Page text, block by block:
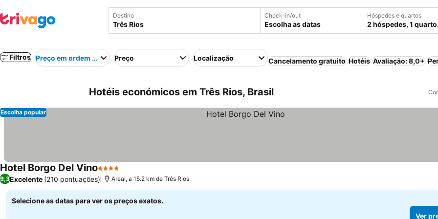
Destino Check-in/out
Escolha as datas
Hóspedes e quartos
2 hóspedes, 1 quarto.
Filtros Preço em ordem crescentePreço Localização Cancelamento gratuito Hotéis Avaliação: 8,0+
Hotéis económicos em Três Rios, Brasil
Escolha popular
Hotel Borgo Del Vino4 Estrelas
9,3Excelente (210 pontuações) Areal, a 15.2 km de Três Rios
Selecione as datas para ver os preços exatos.
Ver